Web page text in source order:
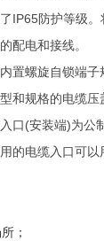
IP65防护等级
配电和接线。
置螺旋自锁端
和规格的电缆
口(安装端)为公
的电缆入口可
；